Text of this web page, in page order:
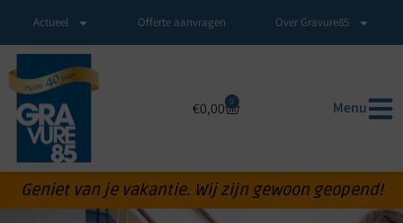
Actueel Offerte aanvragen Over Gravure85
€0,00 0 Menu
Geniet van je vakantie. Wij zijn gewoon geopend!